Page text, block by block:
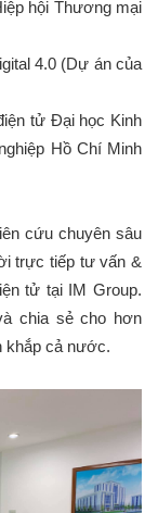
hội Thương mại
4.0 (Dự án của
tử Đại học Kinh
Hồ Chí Minh
cứu chuyên sâu
trực tiếp tư vấn &
tử tại IM Group.
chia sẻ cho hơn
khắp cả nước.